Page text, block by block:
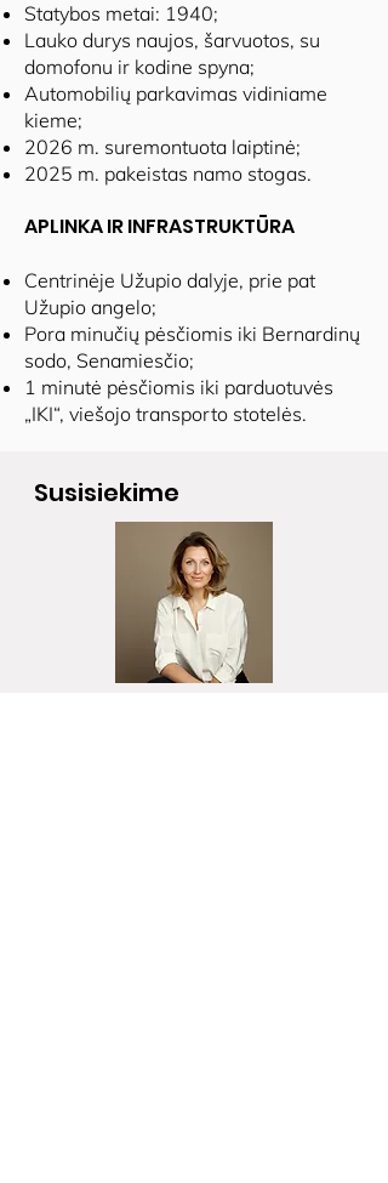
Statybos metai: 1940;
Lauko durys naujos, šarvuotos, su
domofonu ir kodine spyna;
Automobilių parkavimas vidiniame
kieme;
2026 m. suremontuota laiptinė;
2025 m. pakeistas namo stogas.
APLINKA IR INFRASTRUKTŪRA
Centrinėje Užupio dalyje, prie pat
Užupio angelo;
Pora minučių pėsčiomis iki Bernardinų
sodo, Senamiesčio;
1 minutė pėsčiomis iki parduotuvės
„IKI“, viešojo transporto stotelės.
Susisiekime